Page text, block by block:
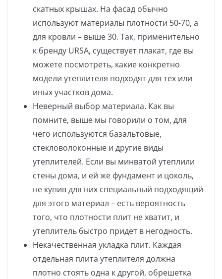
скатных крышах. На фасад обычно
используют материалы плотности 50-70, а
для кровли – выше 30. Так, применительно
к бренду URSA, существует плакат, где вы
можете посмотреть, какие конкретно
модели утеплителя подходят для тех или
иных участков дома.
Неверный выбор материала. Как вы
помните, выше мы говорили о том, для
чего используются базальтовые,
стекловолоконные и другие виды
утеплителей. Если вы минватой утеплили
стены дома, и ей же фундамент и цоколь,
не купив для них специальный подходящий
для этого материал – есть вероятность
того, что плотности плит не хватит, и
утеплитель быстро придет в негодность.
Некачественная укладка плит. Каждая
отдельная плита утеплителя должна
плотно стоять одна к другой, обрешетка